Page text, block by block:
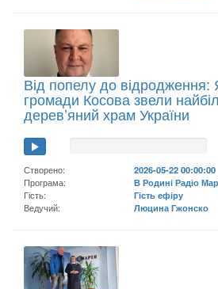
Від попелу до відродження:
громади Косова звели
дерев’яний храм України
Створено:
2026-05-22 00:00:00
Програма:
В Родині Радіо
Гість:
Гість ефіру
Ведучий:
Люцина Гжонско